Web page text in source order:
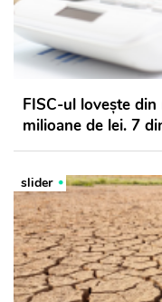
FISC-ul lovește
milioane de lei. 7
slider